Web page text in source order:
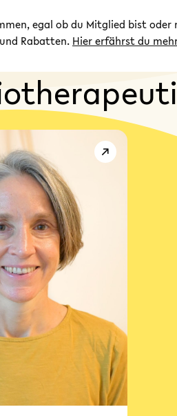
egal ob du Mitglied bist
Rabatten. Hier erfährst du